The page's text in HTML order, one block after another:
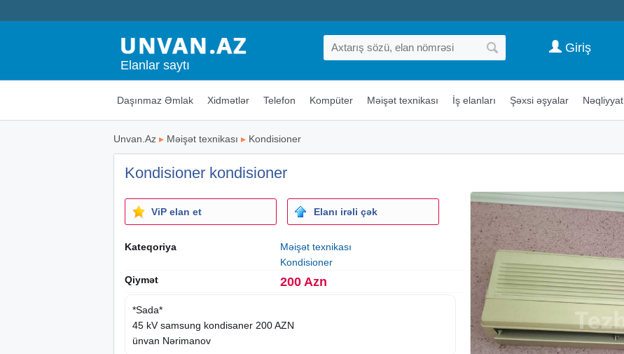
Elanlar saytı
Giriş
Daşınmaz Əmlak Xidmətlər Telefon Kompüter Məişət texnikası İş elanları Şəxsi əşyalar Nəqliyyat
Unvan.Az ▸ Məişət texnikası ▸ Kondisioner
Kondisioner kondisioner
ViP elan et Elanı irəli çək
Kateqoriya
Məişət texnikası
Kondisioner
Qiymət
200 Azn
*Sada*
45 kV samsung kondisaner 200 AZN
ünvan Nərimanov